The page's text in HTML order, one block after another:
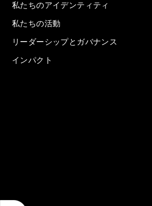
私たちのアイデンティティ
私たちの活動
リーダーシップとガバナンス
インパクト